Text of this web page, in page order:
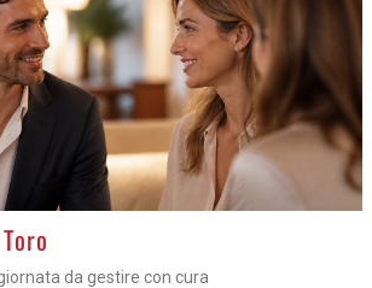
da gestire con cura